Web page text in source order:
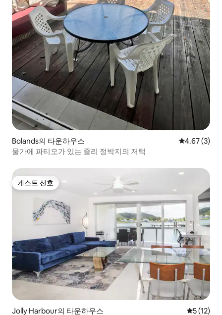
Bolands의 타운하우스 평점 4.67점
4.67 (3)
물가에 파티오가 있는 졸리 정박지의 저택
게스트 선호
게스트 선호
Jolly Harbour의 타운하우스 평점 5점
5 (12)